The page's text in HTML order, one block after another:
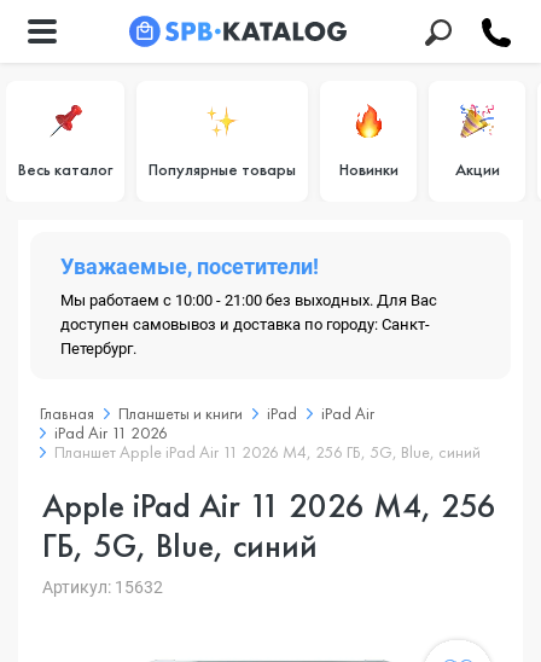
Весь каталог Популярные товары Новинки Акции
Уважаемые, посетители!
Мы работаем с 10:00 - 21:00 без выходных. Для Вас
доступен самовывоз и доставка по городу: Санкт-
Петербург.
Главная Планшеты и книги iPad
iPad Air
iPad Air 11 2026
Планшет Apple iPad Air 11 2026 M4, 256 ГБ, 5G, Blue, синий
Apple iPad Air 11 2026 M4, 256
ГБ, 5G, Blue, синий
Артикул: 15632